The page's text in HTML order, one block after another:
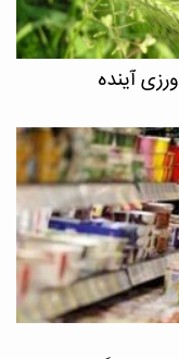
آینده